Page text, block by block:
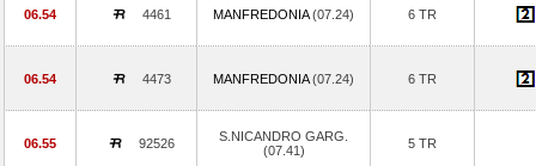
06.54 4461 MANFREDONIA(07.24) 6 TR
06.54 4473 MANFREDONIA(07.24) 6 TR
06.55 92526
S.NICANDRO GARG.
(07.41)
5 TR